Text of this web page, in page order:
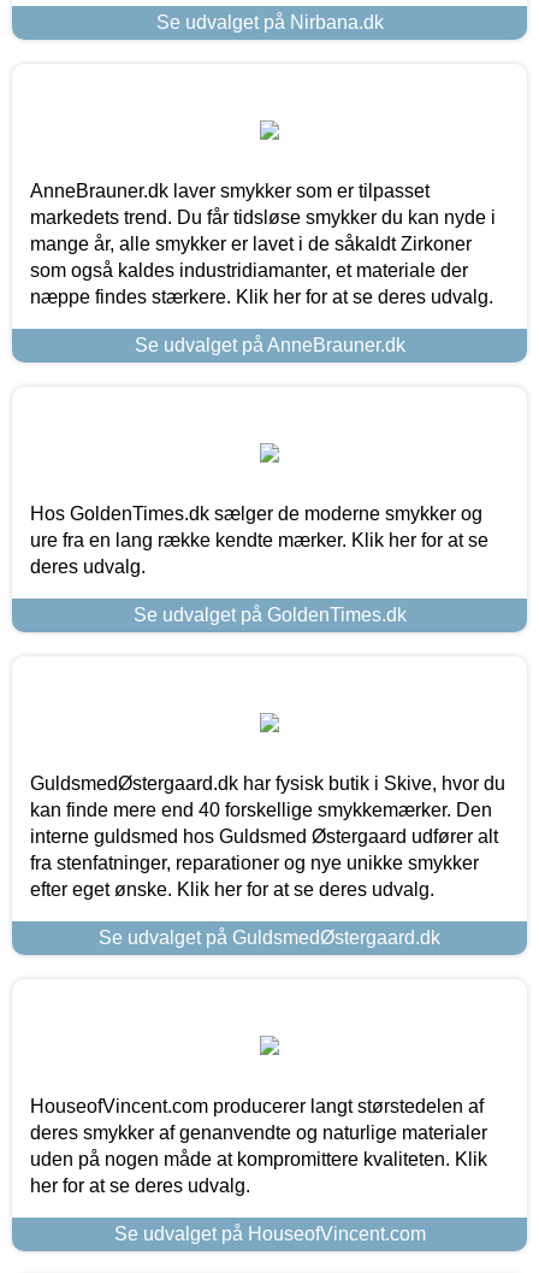
Se udvalget på Nirbana.dk
AnneBrauner.dk laver smykker som er tilpasset
markedets trend. Du får tidsløse smykker du kan nyde i
mange år, alle smykker er lavet i de såkaldt Zirkoner
som også kaldes industridiamanter, et materiale der
næppe findes stærkere. Klik her for at se deres udvalg.
Se udvalget på AnneBrauner.dk
Hos GoldenTimes.dk sælger de moderne smykker og
ure fra en lang række kendte mærker. Klik her for at se
deres udvalg.
Se udvalget på GoldenTimes.dk
GuldsmedØstergaard.dk har fysisk butik i Skive, hvor du
kan finde mere end 40 forskellige smykkemærker. Den
interne guldsmed hos Guldsmed Østergaard udfører alt
fra stenfatninger, reparationer og nye unikke smykker
efter eget ønske. Klik her for at se deres udvalg.
Se udvalget på GuldsmedØstergaard.dk
HouseofVincent.com producerer langt størstedelen af
deres smykker af genanvendte og naturlige materialer
uden på nogen måde at kompromittere kvaliteten. Klik
her for at se deres udvalg.
Se udvalget på HouseofVincent.com